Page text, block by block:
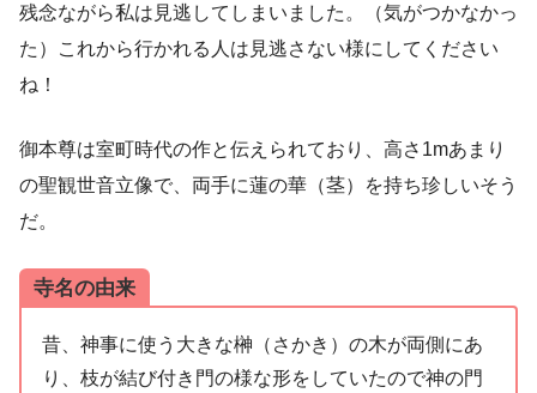
残念ながら私は見逃してしまいました。（気がつかなかっ
た）これから行かれる人は見逃さない様にしてください
ね！
御本尊は室町時代の作と伝えられており、高さ1mあまり
の聖観世音立像で、両手に蓮の華（茎）を持ち珍しいそう
だ。
寺名の由来
昔、神事に使う大きな榊（さかき）の木が両側にあ
り、枝が結び付き門の様な形をしていたので神の門